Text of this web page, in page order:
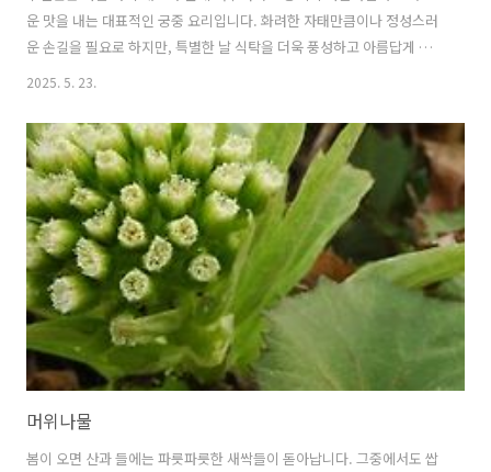
운 맛을 내는 대표적인 궁중 요리입니다. 화려한 자태만큼이나 정성스러
운 손길을 필요로 하지만, 특별한 날 식탁을 더욱 풍성하고 아름답게 만
들어주는 요리입니다. 구절판의 의미와 역사부터 시작하여, 가정에서도
까지 자세하게 다루어 보겠습니다. 1. 구절판이란 무엇인가요?구절판은
이름 그대로 '아홉 칸'을 의미하는 ‘구절(九節)’과 '쟁반'을 뜻하는 ‘판
(板)’이 합쳐진 말입니다.중앙에는 밀전병을 놓고, 그 주변 여덟 칸에는
색색깔의 다양한 재료를 담아 함께 싸 먹는 음식이죠.각 재료가 지닌 고
유의 맛과 향, 그리고 색깔이 조화를 이루어 시각적으로도 매우 아름답
고, 맛의..
2025. 5. 23.
머위나물
봄이 오면 산과 들에는 파릇파릇한 새싹들이 돋아납니다. 그중에서도 쌉